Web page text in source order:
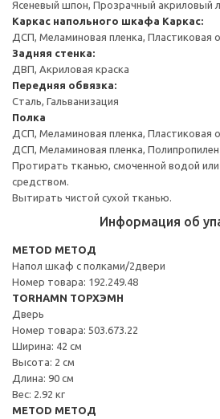
Ясеневый шпон, Прозрачный акриловый
Каркас напольного шкафа Каркас:
ДСП, Меламиновая пленка, Пластиковая
Задняя стенка:
ДВП, Акриловая краска
Передняя обвязка:
Сталь, Гальванизация
Полка
ДСП, Меламиновая пленка, Пластиковая
ДСП, Меламиновая пленка, Полипропилен
Протирать тканью, смоченной водой
средством.
Вытирать чистой сухой тканью.
Информация об
METOD МЕТОД
Напол шкаф с полками/2двери
Номер товара: 192.249.48
TORHAMN ТОРХЭМН
Дверь
Номер товара: 503.673.22
Ширина: 42 см
Высота: 2 см
Длина: 90 см
Вес: 2.92 кг
METOD МЕТОД